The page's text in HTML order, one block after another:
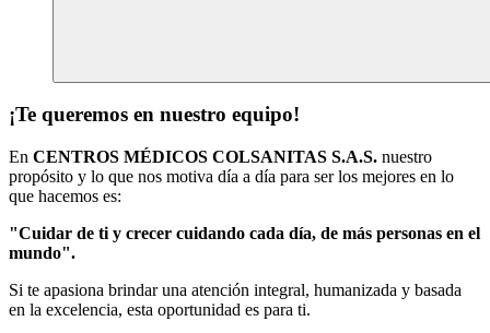
¡Te queremos en nuestro equipo!
En CENTROS MÉDICOS COLSANITAS S.A.S. nuestro
propósito y lo que nos motiva día a día para ser los mejores en lo
que hacemos es:
"Cuidar de ti y crecer cuidando cada día, de más personas en el
mundo".
Si te apasiona brindar una atención integral, humanizada y basada
en la excelencia, esta oportunidad es para ti.